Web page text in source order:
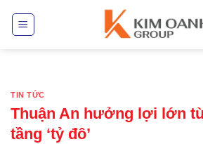
TIN TỨC
Thuận An hưởng lợi lớn
tầng ‘tỷ đô’